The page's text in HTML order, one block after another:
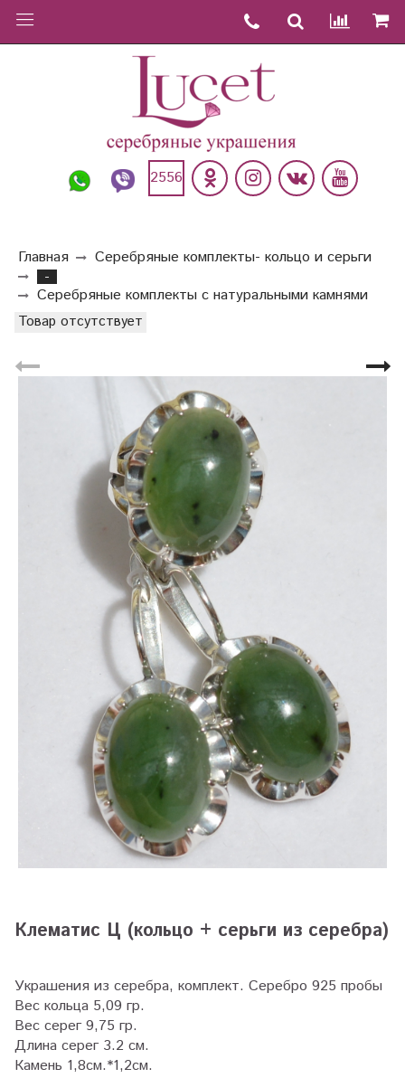
2556
Главная
Серебряные комплекты- кольцо и серьги
-
Серебряные комплекты с натуральными камнями
Товар отсутствует
Клематис Ц (кольцо + серьги из серебра)
Украшения из серебра, комплект. Серебро 925 пробы
Вес кольца 5,09 гр.
Вес серег 9,75 гр.
Длина серег 3.2 см.
Камень 1,8см.*1,2см.